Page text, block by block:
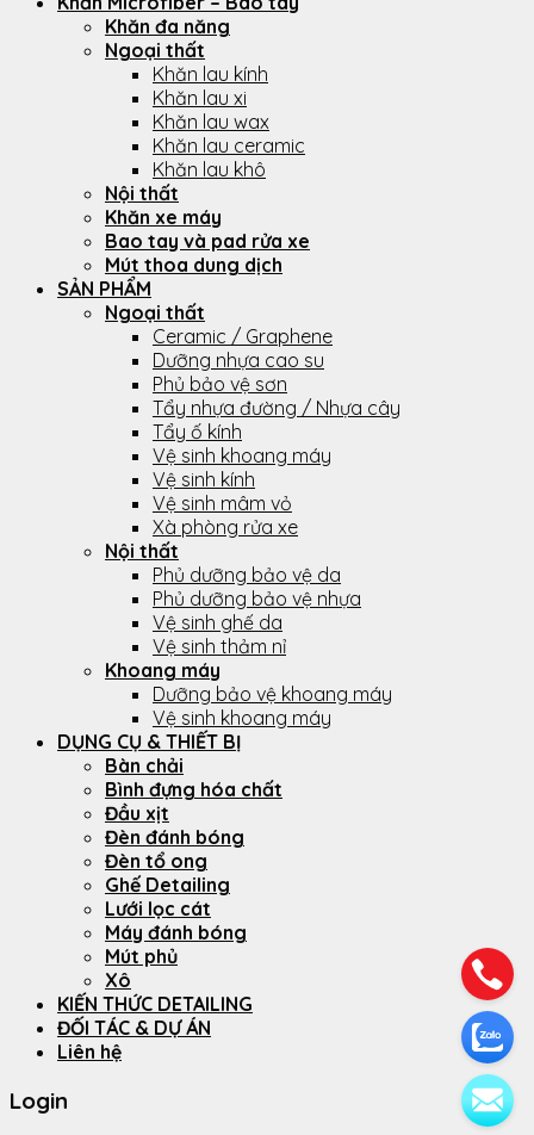
Khăn đa năng
Ngoại thất
Khăn lau kính
Khăn lau xi
Khăn lau wax
Khăn lau ceramic
Khăn lau khô
Nội thất
Khăn xe máy
Bao tay và pad rửa xe
Mút thoa dung dịch
SẢN PHẨM
Ngoại thất
Ceramic / Graphene
Dưỡng nhựa cao su
Phủ bảo vệ sơn
Tẩy nhựa đường / Nhựa cây
Tẩy ố kính
Vệ sinh khoang máy
Vệ sinh kính
Vệ sinh mâm vỏ
Xà phòng rửa xe
Nội thất
Phủ dưỡng bảo vệ da
Phủ dưỡng bảo vệ nhựa
Vệ sinh ghế da
Vệ sinh thảm nỉ
Khoang máy
Dưỡng bảo vệ khoang máy
Vệ sinh khoang máy
DỤNG CỤ & THIẾT BỊ
Bàn chải
Bình đựng hóa chất
Đầu xịt
Đèn đánh bóng
Đèn tổ ong
Ghế Detailing
Lưới lọc cát
Máy đánh bóng
Mút phủ
Xô
KIẾN THỨC DETAILING
ĐỐI TÁC & DỰ ÁN
Liên hệ
Login